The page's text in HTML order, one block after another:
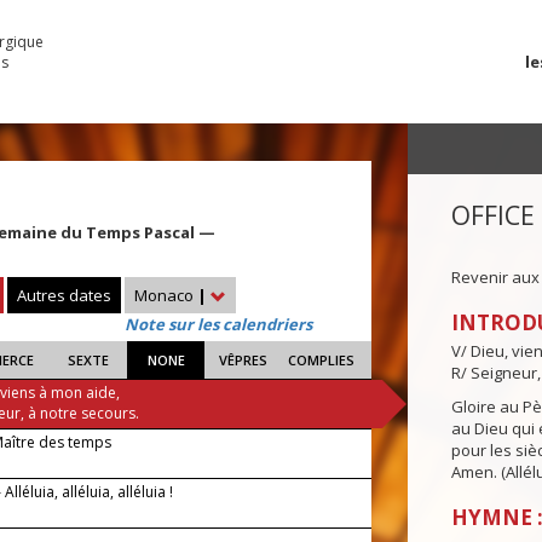
du Temps Pascal —
Autres dates Monaco |
Note sur les calendriers
SEXTE NONE VÊPRES COMPLIES
à mon aide,
à notre secours.
des temps
alléluia, alléluia !
Revenir
V/ Dieu,
R/
Gloire au
au Dieu qui
pour les
Amen.
HYMNE